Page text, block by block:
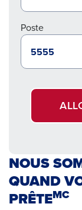
Poste
NOUS
QUAND
PRÊTEMC